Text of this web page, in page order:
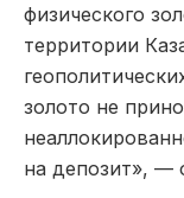
физического
территории
золото не
на депозит», —